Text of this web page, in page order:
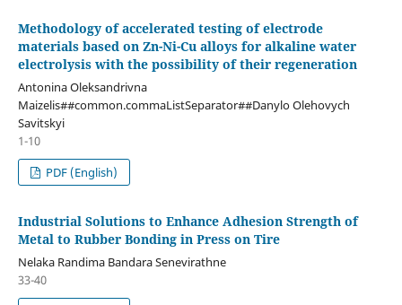
Methodology of accelerated testing of electrode
materials based on Zn-Ni-Cu alloys for alkaline water
electrolysis with the possibility of their regeneration
Antonina Oleksandrivna
Maizelis##common.commaListSeparator##Danylo Olehovych
Savitskyi
1-10
PDF (English)
Industrial Solutions to Enhance Adhesion Strength of
Metal to Rubber Bonding in Press on Tire
Nelaka Randima Bandara Senevirathne
33-40